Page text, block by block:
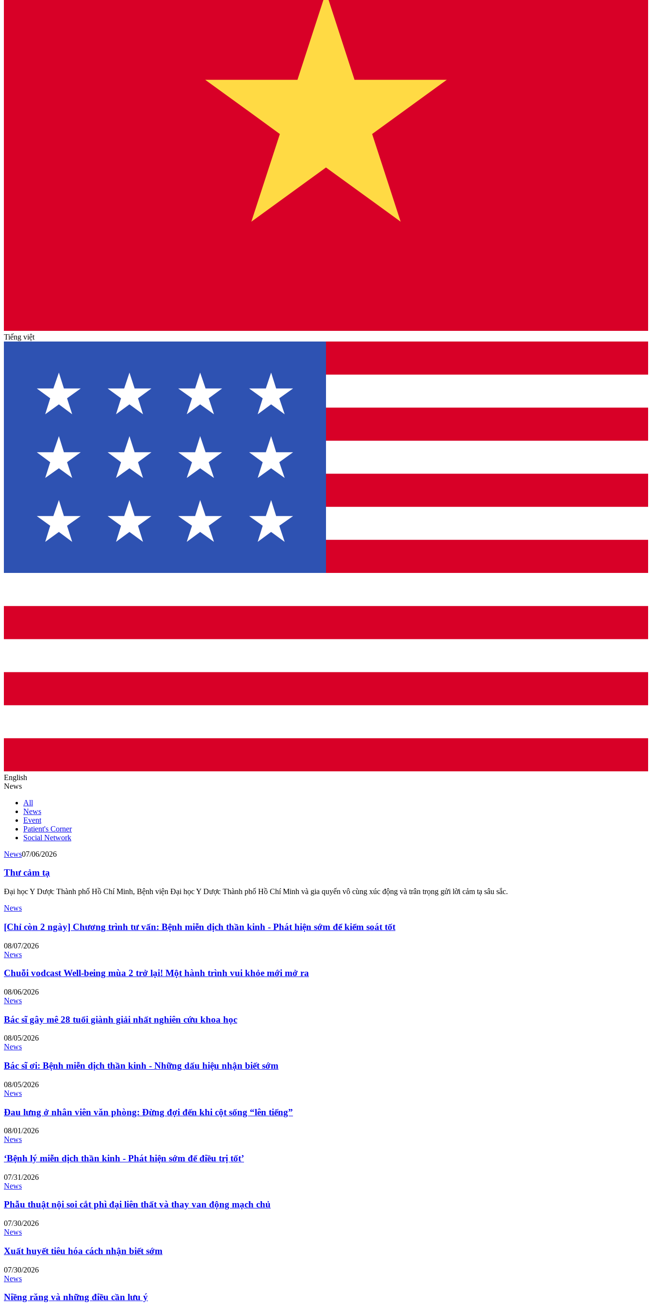
Tiếng việt
English
News
All
News
Event
Patient's Corner
Social Network
News07/06/2026
Thư cảm tạ
Đại học Y Dược Thành phố Hồ Chí Minh, Bệnh viện Đại học Y Dược Thành phố Hồ Chí Minh và gia quyến vô cùng xúc động và trân trọng gửi lời cảm tạ sâu sắc.
News
[Chỉ còn 2 ngày] Chương trình tư vấn: Bệnh miễn dịch thần kinh - Phát hiện sớm để kiểm soát tốt
08/07/2026
News
Chuỗi vodcast Well-being mùa 2 trở lại! Một hành trình vui khỏe mới mở ra
08/06/2026
News
Bác sĩ gây mê 28 tuổi giành giải nhất nghiên cứu khoa học
08/05/2026
News
Bác sĩ ơi: Bệnh miễn dịch thần kinh - Những dấu hiệu nhận biết sớm
08/05/2026
News
Đau lưng ở nhân viên văn phòng: Đừng đợi đến khi cột sống “lên tiếng”
08/01/2026
News
‘Bệnh lý miễn dịch thần kinh - Phát hiện sớm để điều trị tốt’
07/31/2026
News
Phẫu thuật nội soi cắt phì đại liên thất và thay van động mạch chủ
07/30/2026
News
Xuất huyết tiêu hóa cách nhận biết sớm
07/30/2026
News
Niềng răng và những điều cần lưu ý